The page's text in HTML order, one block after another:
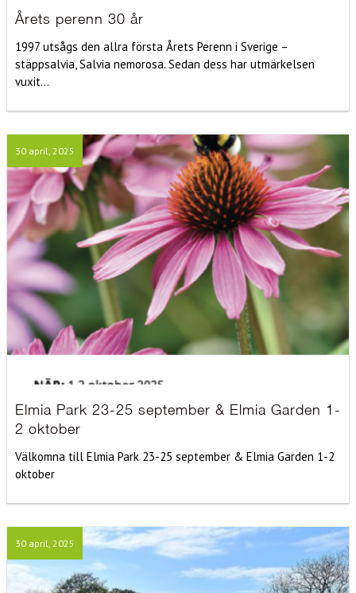
Årets perenn 30 år
1997 utsågs den allra första Årets Perenn i Sverige –
stäppsalvia, Salvia nemorosa. Sedan dess har utmärkelsen
vuxit...
30 april, 2025
Elmia Park 23-25 september & Elmia Garden 1-
2 oktober
Välkomna till Elmia Park 23-25 september & Elmia Garden 1-2
oktober
30 april, 2025